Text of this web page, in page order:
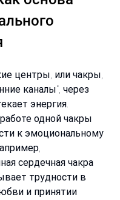
центры, или чакры,
каналы", через
энергия.
одной чакры
к эмоциональному
сердечная чакра
трудности в
и принятии